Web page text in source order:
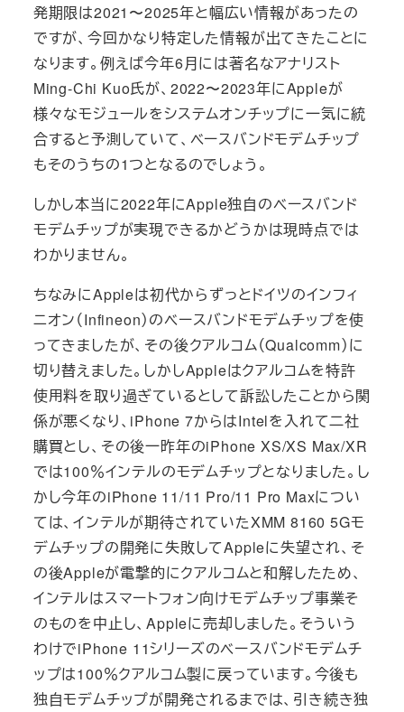
発期限は2021〜2025年と幅広い情報があったの
ですが、今回かなり特定した情報が出てきたことに
なります。例えば今年6月には著名なアナリスト
Ming-Chi Kuo氏が、2022〜2023年にAppleが
様々なモジュールをシステムオンチップに一気に統
合すると予測していて、ベースバンドモデムチップ
もそのうちの1つとなるのでしょう。
しかし本当に2022年にApple独自のベースバンド
モデムチップが実現できるかどうかは現時点では
わかりません。
ちなみにAppleは初代からずっとドイツのインフィ
ニオン（Infineon）のベースバンドモデムチップを使
ってきましたが、その後クアルコム（Qualcomm）に
切り替えました。しかしAppleはクアルコムを特許
使用料を取り過ぎているとして訴訟したことから関
係が悪くなり、iPhone 7からはIntelを入れて二社
購買とし、その後一昨年のiPhone XS/XS Max/XR
では100％インテルのモデムチップとなりました。し
かし今年のiPhone 11/11 Pro/11 Pro Maxについ
ては、インテルが期待されていたXMM 8160 5Gモ
デムチップの開発に失敗してAppleに失望され、そ
の後Appleが電撃的にクアルコムと和解したため、
インテルはスマートフォン向けモデムチップ事業そ
のものを中止し、Appleに売却しました。そういう
わけでiPhone 11シリーズのベースバンドモデムチ
ップは100％クアルコム製に戻っています。今後も
独自モデムチップが開発されるまでは、引き続き独